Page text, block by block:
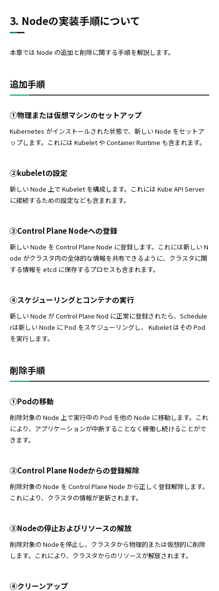
3. Nodeの実装手順について
本章では Node の追加と削除に関する手順を解説します。
追加手順
①物理または仮想マシンのセットアップ
Kubernetes がインストールされた状態で、新しい Node をセットア
ップします。これには Kubelet や Container Runtime も含まれます。
②kubeletの設定
新しい Node 上で Kubelet を構成します。これには Kube API Server
に接続するための設定なども含まれます。
③Control Plane Nodeへの登録
新しい Node を Control Plane Node に登録します。これには新しい N
ode がクラスタ内の全体的な情報を共有できるように、クラスタに関
する情報を etcd に保存するプロセスも含まれます。
④スケジューリングとコンテナの実行
新しい Node が Control Plane Nod に正常に登録されたら、Schedule
rは新しい Node に Pod をスケジューリングし、 Kubelet はその Pod
を実行します。
削除手順
①Podの移動
削除対象の Node 上で実行中の Pod を他の Node に移動します。これ
により、アプリケーションが中断することなく稼働し続けることがで
きます。
②Control Plane Nodeからの登録解除
削除対象の Node を Control Plane Node から正しく登録解除します。
これにより、クラスタの情報が更新されます。
③Nodeの停止およびリソースの解放
削除対象の Nodeを停止し、クラスタから物理的または仮想的に削除
します。これにより、クラスタからのリソースが解放されます。
④クリーンアップ